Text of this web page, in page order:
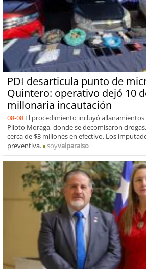
PDI desarticula punto de
Quintero: operativo dejó 10
millonaria incautación
08-08 El procedimiento incluyó
Piloto Moraga, donde se decomisaron
cerca de $3 millones en efectivo. Los
preventiva.
soyvalparaiso